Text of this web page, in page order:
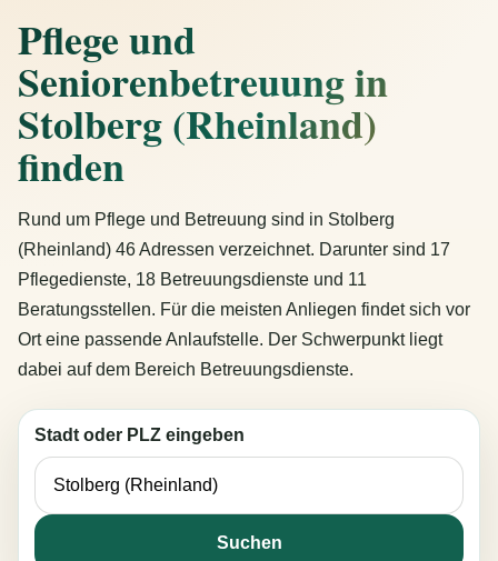
Pflege und
Seniorenbetreuung in
Stolberg (Rheinland)
finden
Rund um Pflege und Betreuung sind in Stolberg
(Rheinland) 46 Adressen verzeichnet. Darunter sind 17
Pflegedienste, 18 Betreuungsdienste und 11
Beratungsstellen. Für die meisten Anliegen findet sich vor
Ort eine passende Anlaufstelle. Der Schwerpunkt liegt
dabei auf dem Bereich Betreuungsdienste.
Stadt oder PLZ eingeben
Suchen